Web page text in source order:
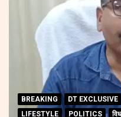
BREAKING DT EXCLUSIVE
LIFESTYLE
POLITICS